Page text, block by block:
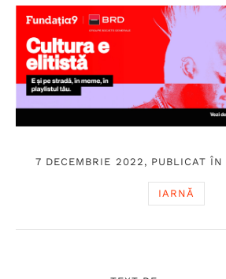
7 DECEMBRIE 2022, PUBLICAT ÎN
IARNĂ